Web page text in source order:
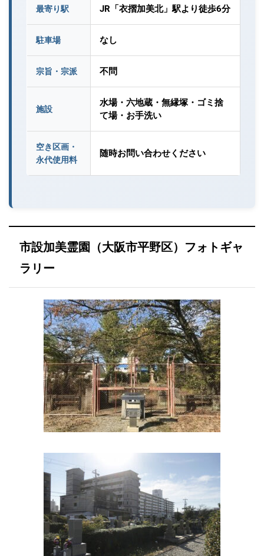
最寄り駅 JR「衣摺加美北」駅より徒歩6分
駐車場 なし
宗旨・宗派 不問
施設
水場・六地蔵・無縁塚・ゴミ捨
て場・お手洗い
空き区画・
永代使用料
随時お問い合わせください
市設加美霊園（大阪市平野区）フォトギャ
ラリー